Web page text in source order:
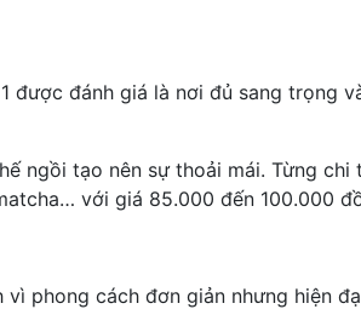
được đánh giá là nơi đủ sang
ngồi tạo nên sự thoải mái. Từng
với giá 85.000 đến 100.000
phong cách đơn giản nhưng hiện